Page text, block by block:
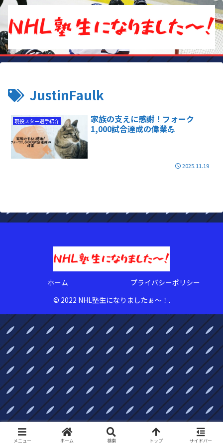
JustinFaulk
現役スター選手紹介
家族の支えに感謝！フォーク
1,000試合達成の偉業💪
2025.11.19
ホーム
プライバシーポリシー
© 2022 NHL塾生になりましたぁ〜！.
メニュー ホーム 検索 トップ サイドバー